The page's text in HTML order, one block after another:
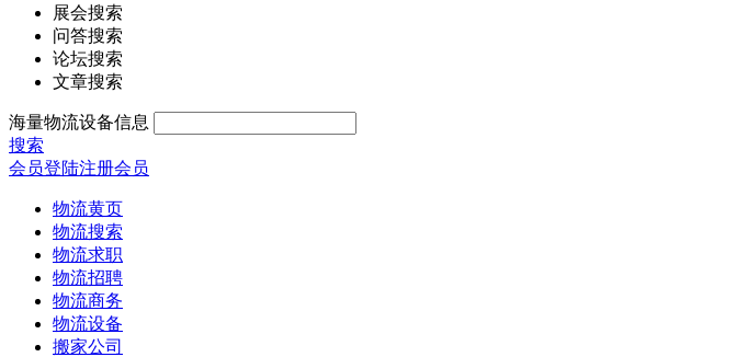
展会搜索
问答搜索
论坛搜索
文章搜索
海量物流设备信息
搜索
会员登陆注册会员
物流黄页
物流搜索
物流求职
物流招聘
物流商务
物流设备
搬家公司